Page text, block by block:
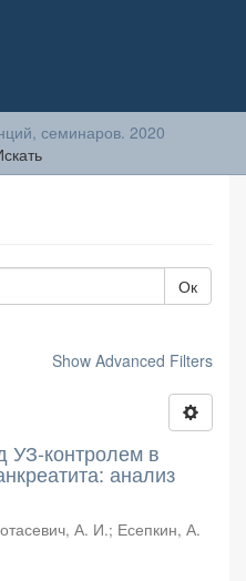
семинаров. 2020
Ок
Show Advanced Filters
УЗ-контролем в
анализ
А. И.; Есепкин, А.